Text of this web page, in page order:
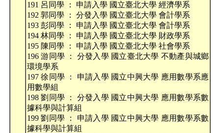
191 呂同學 ： 申請入學 國立臺北大學 經濟學系
192 郭同學 ： 分發入學 國立臺北大學 會計學系
193 彭同學 ： 申請入學 國立臺北大學 會計學系
194 林同學 ： 申請入學 國立臺北大學 財政學系
195 陳同學 ： 申請入學 國立臺北大學 社會學系
196 游同學 ： 分發入學 國立臺北大學 不動產與城鄉
環境學系
197 徐同學 ： 申請入學 國立中興大學 應用數學系應
用數學組
198 劉同學 ： 分發入學 國立中興大學 應用數學系數
據科學與計算組
199 劉同學 ： 申請入學 國立中興大學 應用數學系數
據科學與計算組